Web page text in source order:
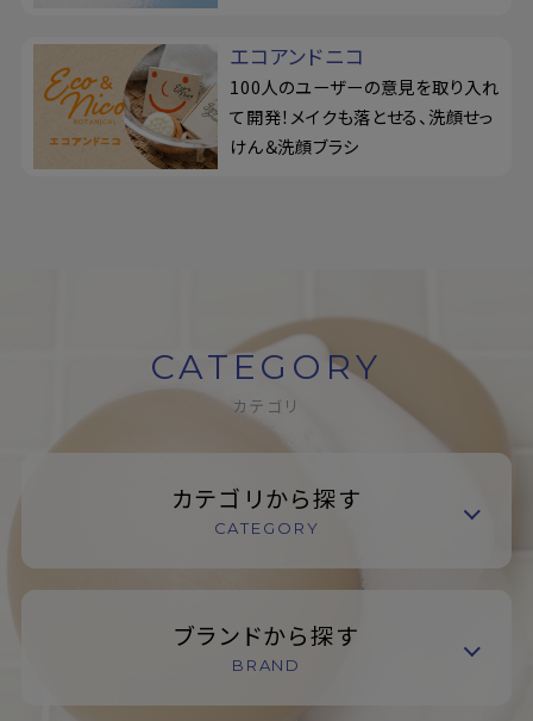
エコアンドニコ
100人のユーザーの意見を取り入れ
て開発！メイクも落とせる、洗顔せっ
けん＆洗顔ブラシ
CATEGORY
カテゴリ
カテゴリから探す
CATEGORY
ブランドから探す
BRAND